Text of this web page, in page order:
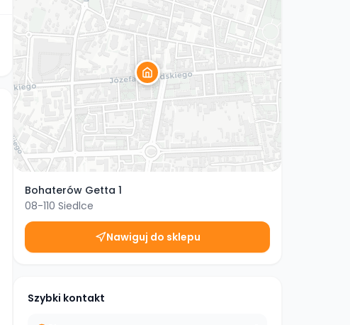
Bohaterów Getta 1
08-110 Siedlce
Nawiguj do sklepu
Szybki kontakt